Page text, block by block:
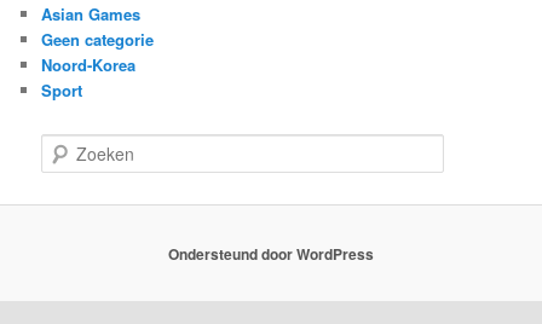
Asian Games
Geen categorie
Noord-Korea
Sport
o
Ondersteund door WordPress